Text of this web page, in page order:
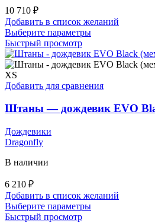
10 710 ₽
Добавить в список желаний
Выберите параметрыЭтот
имеет
несколько
Опции
выбрать
Быстрый просмотр
XS
Добавить для сравнения
Штаны — дождевик EVO
Дождевики
Dragonfly
В наличии
6 210 ₽
Добавить в список желаний
Выберите параметрыЭтот
Быстрый просмотр